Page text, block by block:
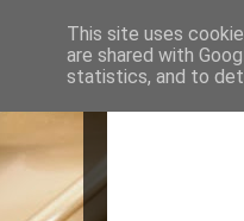
This site uses
are shared with
statistics, and to